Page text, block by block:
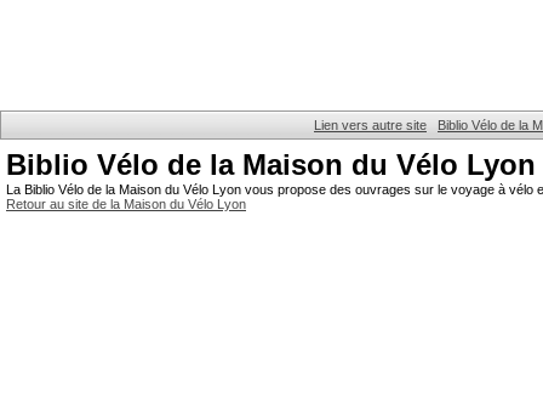
Lien vers autre site Biblio Vélo de la
Biblio Vélo de la Maison du Vélo Lyon
La Biblio Vélo de la Maison du Vélo Lyon vous propose des ouvrages sur le voyage à
Retour au site de la Maison du Vélo Lyon